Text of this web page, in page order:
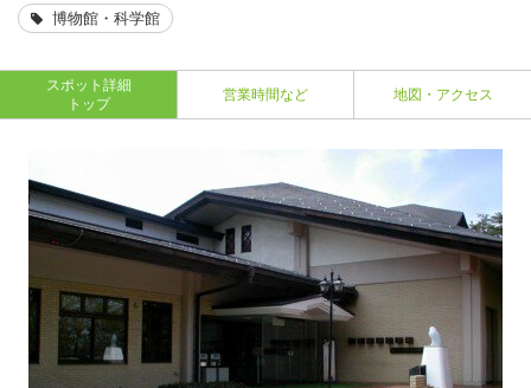
博物館・科学館
スポット詳細
トップ
営業時間など 地図・アクセス